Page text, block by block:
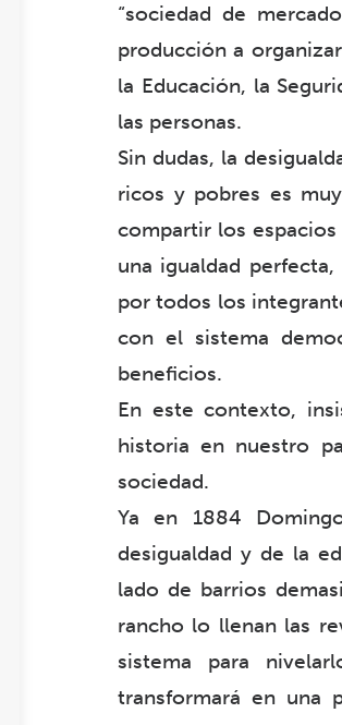
“sociedad de
producción a
la Educación, la
las personas.
Sin dudas, la
ricos y pobres es
compartir los
una igualdad
por todos los
con el sistema
beneficios.
En este contexto,
historia en nuestro
sociedad.
Ya en 1884
desigualdad y de la
lado de barrios
rancho lo llenan las
sistema para
transformará en una